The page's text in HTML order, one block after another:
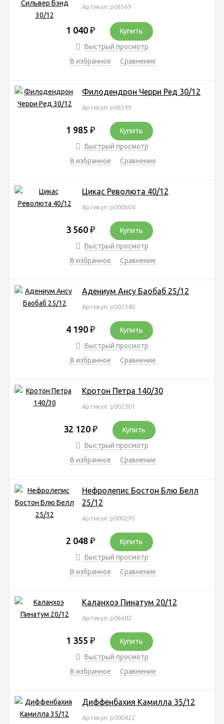
Артикул: р06569
1 040 ₽
Купить
Быстрый просмотр
В избранное
Сравнение
Филодендрон Черри Ред 30/12
Артикул: р06599
1 985 ₽
Купить
Быстрый просмотр
В избранное
Сравнение
Цикас Революта 40/12
Артикул: р000604
3 560 ₽
Купить
Быстрый просмотр
В избранное
Сравнение
Адениум Ансу Баобаб 25/12
Артикул: р002340
4 190 ₽
Купить
Быстрый просмотр
В избранное
Сравнение
Кротон Петра 140/30
Артикул: р002301
32 120 ₽
Купить
Быстрый просмотр
В избранное
Сравнение
Нефролепис Бостон Блю Белл
25/12
Артикул: р000295
2 048 ₽
Купить
Быстрый просмотр
В избранное
Сравнение
Каланхоэ Пинатум 20/12
Артикул: р06682
1 355 ₽
Купить
Быстрый просмотр
В избранное
Сравнение
Диффенбахия Камилла 35/12
Артикул: р000422